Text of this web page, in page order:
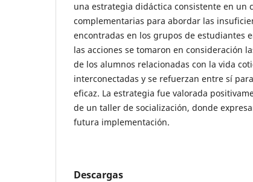
una estrategia didáctica consistente en un
complementarias para abordar las
encontradas en los grupos de estudiantes
las acciones se tomaron en consideración
de los alumnos relacionadas con la vida
interconectadas y se refuerzan entre sí
eficaz. La estrategia fue valorada
de un taller de socialización, donde
futura implementación.
Descargas